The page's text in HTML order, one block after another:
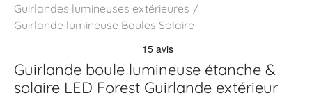
Guirlandes lumineuses extérieures
Guirlande lumineuse Boules Solaire
Guirlande boule lumineuse étanche &
solaire LED Forest Guirlande extérieur